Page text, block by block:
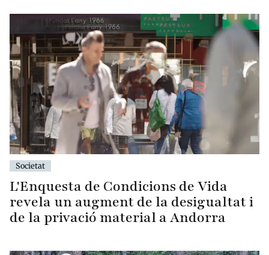
Societat
L'Enquesta de Condicions de Vida
revela un augment de la desigualtat i
de la privació material a Andorra